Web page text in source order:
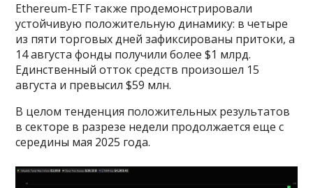
Ethereum-ETF также продемонстрировали
устойчивую положительную динамику: в четыре
из пяти торговых дней зафиксированы притоки, а
14 августа фонды получили более $1 млрд.
Единственный отток средств произошел 15
августа и превысил $59 млн.
В целом тенденция положительных результатов
в секторе в разрезе недели продолжается еще с
середины мая 2025 года.